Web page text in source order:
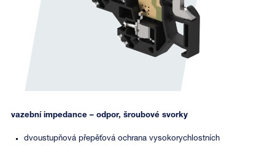
vazební impedance – odpor, šroubové svorky
dvoustupňová přepěťová ochrana vysokorychlostních